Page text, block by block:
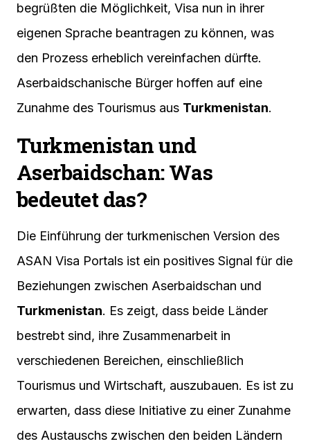
begrüßten die Möglichkeit, Visa nun in ihrer
eigenen Sprache beantragen zu können, was
den Prozess erheblich vereinfachen dürfte.
Aserbaidschanische Bürger hoffen auf eine
Zunahme des Tourismus aus Turkmenistan.
Turkmenistan und
Aserbaidschan: Was
bedeutet das?
Die Einführung der turkmenischen Version des
ASAN Visa Portals ist ein positives Signal für die
Beziehungen zwischen Aserbaidschan und
Turkmenistan. Es zeigt, dass beide Länder
bestrebt sind, ihre Zusammenarbeit in
verschiedenen Bereichen, einschließlich
Tourismus und Wirtschaft, auszubauen. Es ist zu
erwarten, dass diese Initiative zu einer Zunahme
des Austauschs zwischen den beiden Ländern